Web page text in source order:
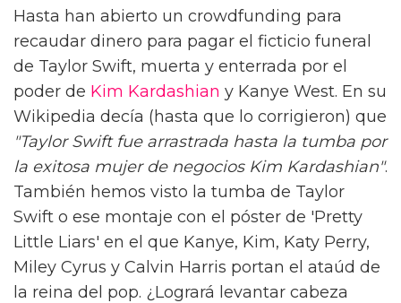
Hasta han abierto un crowdfunding para
recaudar dinero para pagar el ficticio funeral
de Taylor Swift, muerta y enterrada por el
poder de Kim Kardashian y Kanye West. En su
Wikipedia decía (hasta que lo corrigieron) que
"Taylor Swift fue arrastrada hasta la tumba por
la exitosa mujer de negocios Kim Kardashian".
También hemos visto la tumba de Taylor
Swift o ese montaje con el póster de 'Pretty
Little Liars' en el que Kanye, Kim, Katy Perry,
Miley Cyrus y Calvin Harris portan el ataúd de
la reina del pop. ¿Logrará levantar cabeza